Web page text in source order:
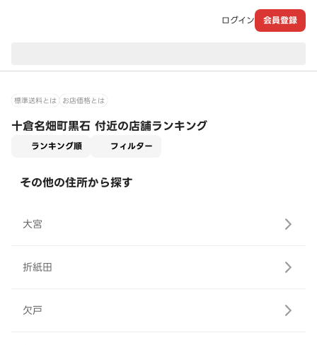
ログイン 会員登録
標準送料とは お店価格とは
十倉名畑町黒石 付近の店舗ランキング
ランキング順 フィルター
その他の住所から探す
大宮
折紙田
欠戸